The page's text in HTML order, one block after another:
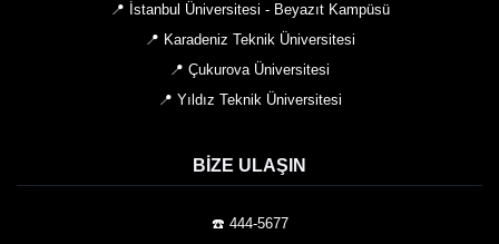
📍 İstanbul Üniversitesi - Beyazıt Kampüsü
📍 Karadeniz Teknik Üniversitesi
📍 Çukurova Üniversitesi
📍 Yıldız Teknik Üniversitesi
BIZE ULAŞIN
☎️ 444-5677